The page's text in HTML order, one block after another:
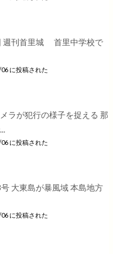
週刊首里城 首里中学校で
に投稿された
ラが犯行の様子を捉える 那
に投稿された
大東島が暴風域 本島地方
に投稿された